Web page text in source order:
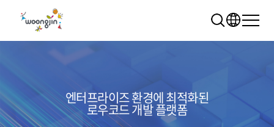
엔터프라이즈 환경에 최적화된
로우코드 개발 플랫폼